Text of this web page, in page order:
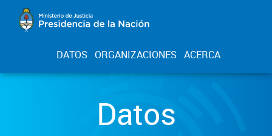
DATOS ORGANIZACIONES ACERCA
Datos